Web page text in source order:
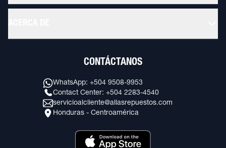
CONTÁCTANOS
WhatsApp: +504 9508-9953
Contact Center: +504 2283-4540
servicioalcliente@allasrepuestos.com
Honduras - Centroamérica